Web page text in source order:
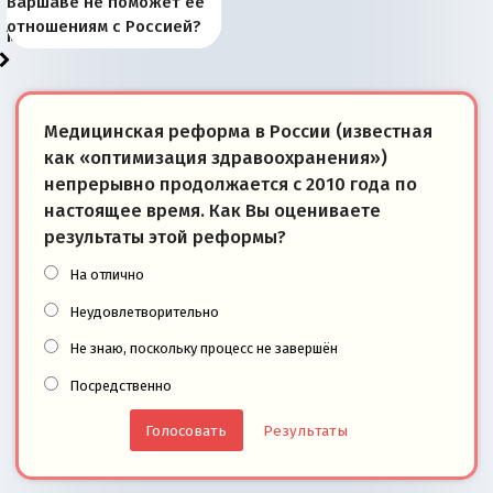
районы Баренцева
моря
тем, что они -
победители
«переобувании» хозяев
суверенной экономике
Анкориджа
внутренней политике
отношениям с Россией?
Медицинская реформа в России (известная
как «оптимизация здравоохранения»)
непрерывно продолжается с 2010 года по
настоящее время. Как Вы оцениваете
результаты этой реформы?
На отлично
Неудовлетворительно
Не знаю, поскольку процесс не завершён
Посредственно
Результаты